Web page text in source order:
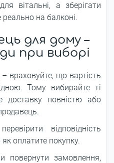
вітальні, а зберігати
реально на балконі.
для дому –
при виборі
враховуйте, що вартість
Тому вибирайте ті
доставку повністю або
відповідність
оплатите покупку.
повернути замовлення,